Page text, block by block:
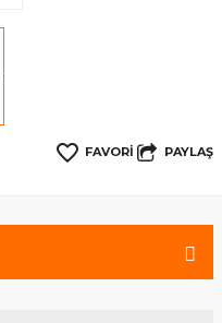
PAYLAŞ